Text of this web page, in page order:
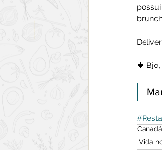
🍁 Bjo,
Canadá
Vida